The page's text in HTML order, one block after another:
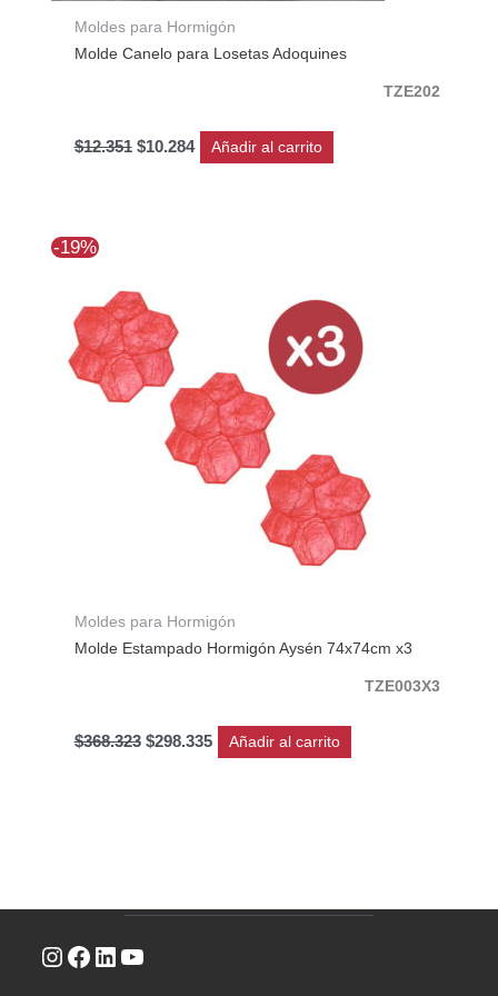
Moldes para Hormigón
Molde Canelo para Losetas Adoquines
TZE202
$12.351 $10.284 Añadir al carrito
-19%
Moldes para Hormigón
Molde Estampado Hormigón Aysén 74x74cm x3
TZE003X3
$368.323
era:
$368.323.
$298.335
$298.335.
Añadir al carrito
Instagram
Facebook
LinkedIn
YouTube